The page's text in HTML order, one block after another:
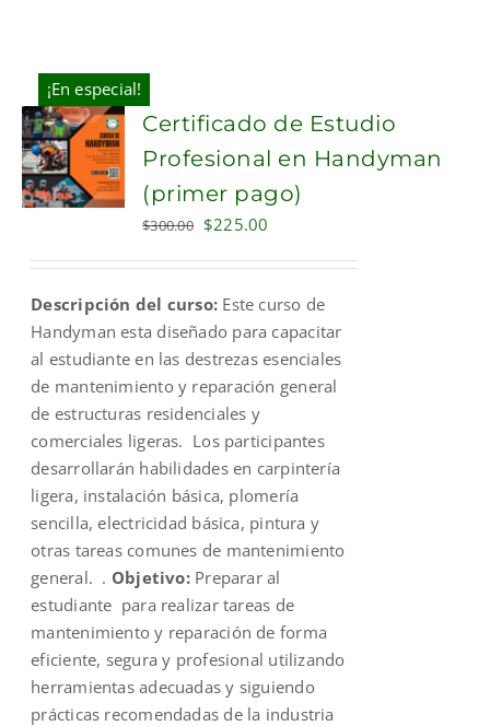
¡En especial!
ADD TO
Certificado de Estudio
Profesional en Handyman
(primer pago)
$300.00 Original
$300.00.
$225.00
$225.00.
Descripción del curso: Este curso de
Handyman esta diseñado para capacitar
al estudiante en las destrezas esenciales
de mantenimiento y reparación general
de estructuras residenciales y
comerciales ligeras. Los participantes
desarrollarán habilidades en carpintería
ligera, instalación básica, plomería
sencilla, electricidad básica, pintura y
otras tareas comunes de mantenimiento
general. . Objetivo:Preparar al
estudiante para realizar tareas de
mantenimiento y reparación de forma
eficiente, segura y profesional utilizando
herramientas adecuadas y siguiendo
prácticas recomendadas de la industria